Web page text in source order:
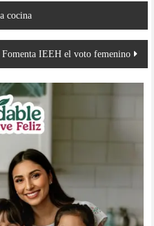
cocina
Fomenta IEEH el voto femenino